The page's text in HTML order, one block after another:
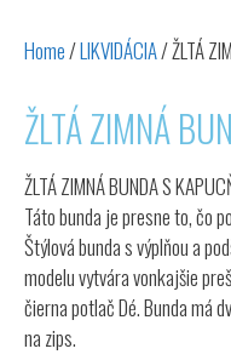
Home/LIKVIDÁCIA/ ŽLTÁ
ŽLTÁ ZIMNÁ
ŽLTÁ ZIMNÁ BUNDA S
Táto bunda je presne to, čo
Štýlová bunda s výplňou a
modelu vytvára vonkajšie
čierna potlač Dé. Bunda má
na zips.